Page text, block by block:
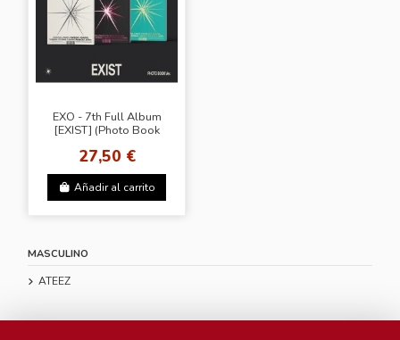
EXO - 7th Full Album
[EXIST] (Photo Book
27,50 €
Añadir al carrito
MASCULINO
ATEEZ